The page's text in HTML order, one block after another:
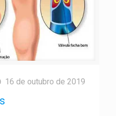
16 de outubro de 2019